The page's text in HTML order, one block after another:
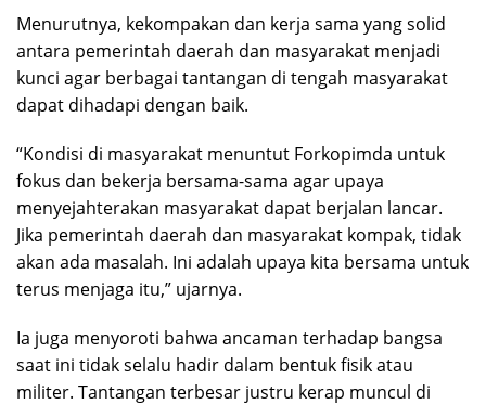
Menurutnya, kekompakan dan kerja sama yang solid
antara pemerintah daerah dan masyarakat menjadi
kunci agar berbagai tantangan di tengah masyarakat
dapat dihadapi dengan baik.
“Kondisi di masyarakat menuntut Forkopimda untuk
fokus dan bekerja bersama-sama agar upaya
menyejahterakan masyarakat dapat berjalan lancar.
Jika pemerintah daerah dan masyarakat kompak, tidak
akan ada masalah. Ini adalah upaya kita bersama untuk
terus menjaga itu,” ujarnya.
Ia juga menyoroti bahwa ancaman terhadap bangsa
saat ini tidak selalu hadir dalam bentuk fisik atau
militer. Tantangan terbesar justru kerap muncul di